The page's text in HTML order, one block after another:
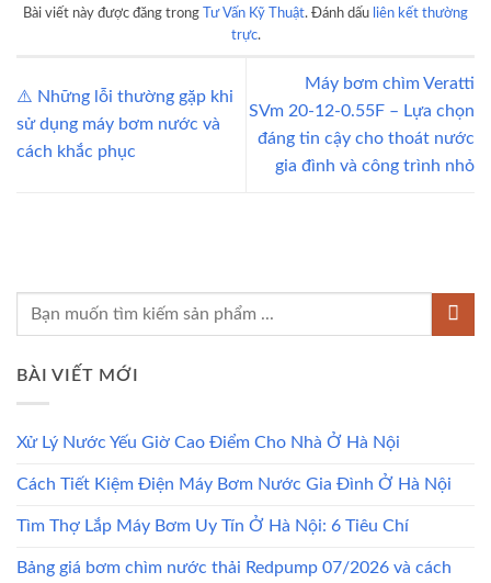
Bài viết này được đăng trong Tư Vấn Kỹ Thuật. Đánh dấu liên kết thường
trực.
⚠️ Những lỗi thường gặp khi
sử dụng máy bơm nước và
cách khắc phục
Máy bơm chìm Veratti
SVm 20‑12‑0.55F – Lựa chọn
đáng tin cậy cho thoát nước
gia đình và công trình nhỏ
BÀI VIẾT MỚI
Xử Lý Nước Yếu Giờ Cao Điểm Cho Nhà Ở Hà Nội
Cách Tiết Kiệm Điện Máy Bơm Nước Gia Đình Ở Hà Nội
Tìm Thợ Lắp Máy Bơm Uy Tín Ở Hà Nội: 6 Tiêu Chí
Bảng giá bơm chìm nước thải Redpump 07/2026 và cách